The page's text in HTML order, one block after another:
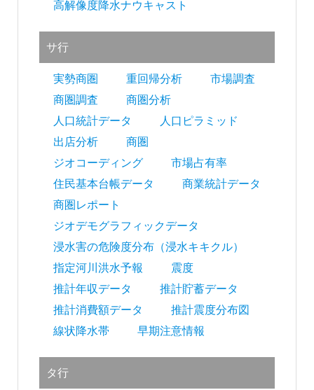
高解像度降水ナウキャスト
サ行
実勢商圏 重回帰分析
市場調査
商圏調査
商圏分析
人口統計データ
人口ピラミッド
出店分析
商圏
ジオコーディング
市場占有率
住民基本台帳データ
商業統計データ
商圏レポート
ジオデモグラフィックデータ
浸水害の危険度分布（浸水キキクル）
指定河川洪水予報
震度
推計年収データ
推計貯蓄データ
推計消費額データ
推計震度分布図
線状降水帯
早期注意情報
タ行